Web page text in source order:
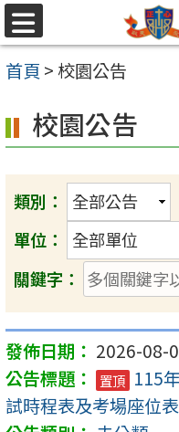
跳至主要內容區
選
單
首頁 >校園公告
校園公告
類別：
單位：
關鍵字：
2026-08-
置頂 115
試時程表及考場座位表